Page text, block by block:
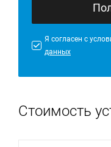
Я согласен с
данных
Стоимость